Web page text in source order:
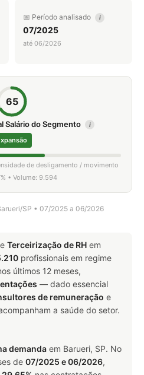
📅 Período analisado i
07/2025
até 06/2026
65
Salário do Segmento i
de desligamento / movimento
• Volume: 9.594
SP • 07/2025 a 06/2026
Terceirização de RH em
profissionais em regime
últimos 12 meses,
— dado essencial
de remuneração e
a saúde do setor.
demanda em Barueri, SP. No
de 07/2025 e 06/2026,